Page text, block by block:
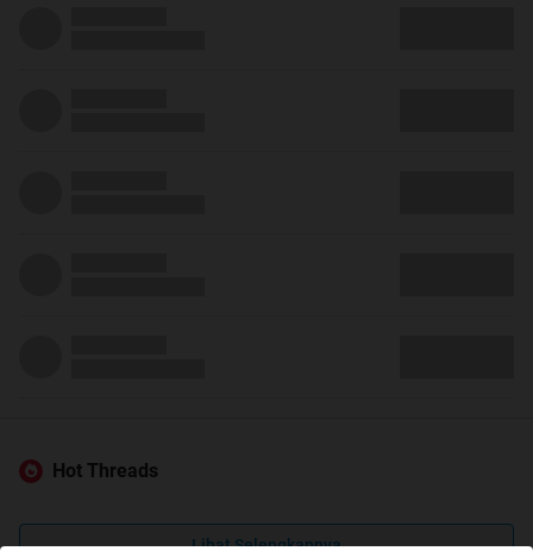
Hot Threads
Lihat Selengkapnya